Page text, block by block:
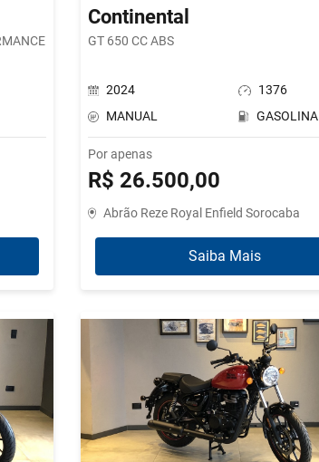
Continental
GT 650 CC ABS
2024
1376
MANUAL
GASOLINA
Por apenas
R$ 26.500,00
Abrão Reze Royal Enfield Sorocaba
Saiba Mais